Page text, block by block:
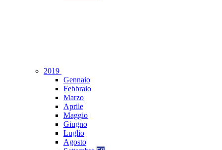
2019
Gennaio
Febbraio
Marzo
Aprile
Maggio
Giugno
Luglio
Agosto